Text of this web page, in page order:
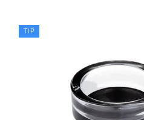
TIP